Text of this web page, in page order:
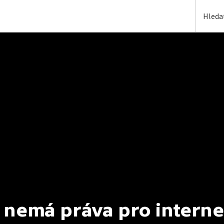
nemá práva pro